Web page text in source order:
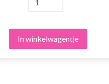
In winkelwagentje